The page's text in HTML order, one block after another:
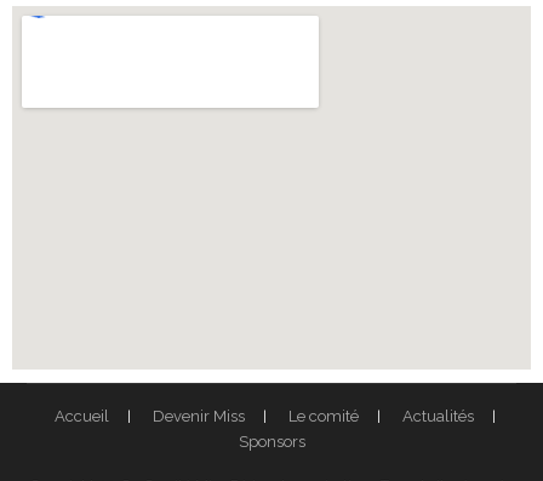
Accueil Devenir Miss Le comité
Actualités
Sponsors